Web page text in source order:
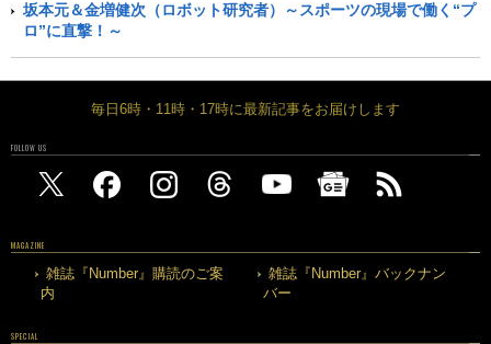
坂本元＆金増健次（ロボット研究者）～スポーツの現場で働く“プ
ロ”に直撃！～
毎日6時・11時・17時に最新記事をお届けします
FOLLOW US
MAGAZINE
雑誌『Number』購読のご案
内
雑誌『Number』バックナン
バー
SPECIAL